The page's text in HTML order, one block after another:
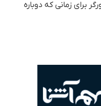
برای زمانی که دوباره